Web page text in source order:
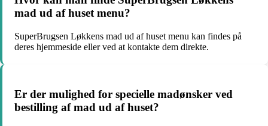
mad ud af huset menu?
SuperBrugsen Løkkens mad ud af huset menu kan findes på
deres hjemmeside eller ved at kontakte dem direkte.
Er der mulighed for specielle madønsker ved
bestilling af mad ud af huset?